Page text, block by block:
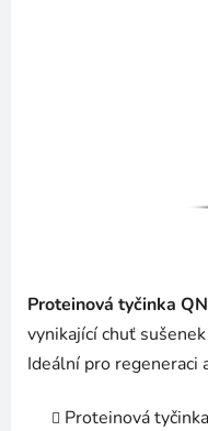
Proteinová tyčinka
vynikající chuť
Ideální pro regeneraci
Proteinová tyčinka